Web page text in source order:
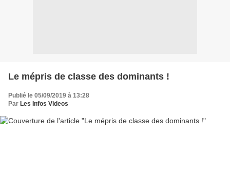
Le mépris de classe des dominants !
Publié le 05/09/2019 à 13:28
Par Les Infos Videos